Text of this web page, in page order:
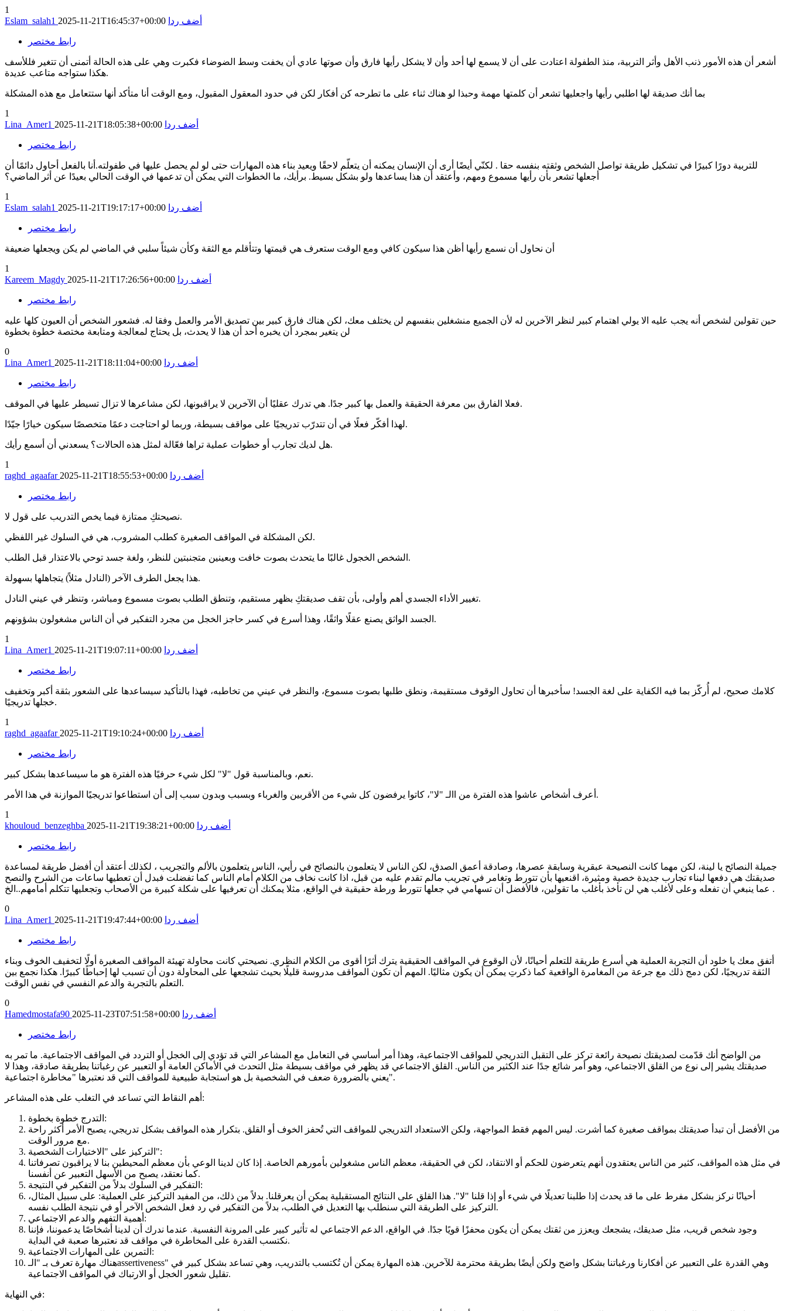
1
Eslam_salah1 2025-11-21T16:45:37+00:00 أضف ردا
رابط مختصر
أشعر أن هذه الأمور ذنب الأهل وأثر التربية، منذ الطفولة اعتادت على أن لا يسمع لها أحد وأن لا يشكل رأيها فارق وأن صوتها عادي أن يخفت وسط الضوضاء فكبرت وهي على هذه الحالة أتمنى أن تتغير فللأسف
هكذا ستواجه متاعب عديدة.
بما أنك صديقة لها اطلبي رأيها واجعليها تشعر أن كلمتها مهمة وحبذا لو هناك ثناء على ما تطرحه كن أفكار لكن في حدود المعقول المقبول، ومع الوقت أنا متأكد أنها ستتعامل مع هذه المشكلة
1
Lina_Amer1 2025-11-21T18:05:38+00:00 أضف ردا
رابط مختصر
للتربية دورًا كبيرًا في تشكيل طريقة تواصل الشخص وثقته بنفسه حقا . لكنّي أيضًا أرى أن الإنسان يمكنه أن يتعلّم لاحقًا ويعيد بناء هذه المهارات حتى لو لم يحصل عليها في طفولته.أنا بالفعل أحاول دائمًا أن
أجعلها تشعر بأن رأيها مسموع ومهم، وأعتقد أن هذا يساعدها ولو بشكل بسيط. برأيك، ما الخطوات التي يمكن أن تدعمها في الوقت الحالي بعيدًا عن أثر الماضي؟
1
Eslam_salah1 2025-11-21T19:17:17+00:00 أضف ردا
رابط مختصر
أن نحاول أن نسمع رأيها أظن هذا سيكون كافي ومع الوقت ستعرف هي قيمتها وتتأقلم مع الثقة وكأن شيئاً سلبي في الماضي لم يكن ويجعلها ضعيفة
1
Kareem_Magdy 2025-11-21T17:26:56+00:00 أضف ردا
رابط مختصر
حين تقولين لشخص أنه يجب عليه الا يولي اهتمام كبير لنظر الآخرين له لأن الجميع منشغلين بنفسهم لن يختلف معك، لكن هناك فارق كبير بين تصديق الأمر والعمل وفقا له. فشعور الشخص أن العيون كلها عليه
لن يتغير بمجرد أن يخبره أحد أن هذا لا يحدث، بل يحتاج لمعالجة ومتابعة مختصة خطوة بخطوة
0
Lina_Amer1 2025-11-21T18:11:04+00:00 أضف ردا
رابط مختصر
فعلا الفارق بين معرفة الحقيقة والعمل بها كبير جدًا. هي تدرك عقليًا أن الآخرين لا يراقبونها، لكن مشاعرها لا تزال تسيطر عليها في الموقف.
لهذا أفكّر فعلًا في أن تتدرّب تدريجيًا على مواقف بسيطة، وربما لو احتاجت دعمًا متخصصًا سيكون خيارًا جيّدًا.
هل لديك تجارب أو خطوات عملية تراها فعّالة لمثل هذه الحالات؟ يسعدني أن أسمع رأيك.
1
raghd_agaafar 2025-11-21T18:55:53+00:00 أضف ردا
رابط مختصر
نصيحتكِ ممتازة فيما يخص التدريب على قول لا.
لكن المشكلة في المواقف الصغيرة كطلب المشروب، هي في السلوك غير اللفظي.
الشخص الخجول غالبًا ما يتحدث بصوت خافت وبعينين متجنبتين للنظر، ولغة جسد توحي بالاعتذار قبل الطلب.
هذا يجعل الطرف الآخر (النادل مثلاً) يتجاهلها بسهولة.
تغيير الأداء الجسدي أهم وأولى، بأن تقف صديقتكِ بظهر مستقيم، وتنطق الطلب بصوت مسموع ومباشر، وتنظر في عيني النادل.
الجسد الواثق يصنع عقلًا واثقًا، وهذا أسرع في كسر حاجز الخجل من مجرد التفكير في أن الناس مشغولون بشؤونهم.
1
Lina_Amer1 2025-11-21T19:07:11+00:00 أضف ردا
رابط مختصر
كلامك صحيح، لم أُركّز بما فيه الكفاية على لغة الجسد! سأخبرها أن تحاول الوقوف مستقيمة، ونطق طلبها بصوت مسموع، والنظر في عيني من تخاطبه، فهذا بالتأكيد سيساعدها على الشعور بثقة أكبر وتخفيف
خجلها تدريجيًا.
1
raghd_agaafar 2025-11-21T19:10:24+00:00 أضف ردا
رابط مختصر
نعم، وبالمناسبة قول "لا" لكل شيء حرفيًا هذه الفترة هو ما سيساعدها بشكل كبير.
أعرف أشخاص عاشوا هذه الفترة من االـ "لا"، كاتوا يرفضون كل شيء من الأقربين والغرباء وبسبب وبدون سبب إلى أن استطاعوا تدريجيًا الموازنة في هذا الأمر.
1
khouloud_benzeghba 2025-11-21T19:38:21+00:00 أضف ردا
رابط مختصر
جميلة النصائح يا لينة، لكن مهما كانت النصيحة عبقرية وسابقة عصرها، وصادقة أعمق الصدق، لكن الناس لا يتعلمون بالنصائح في رأيي، الناس يتعلمون بالألم والتجريب ، لكذلك أعتقد أن أفضل طريقة لمساعدة
صديقتك هي دفعها لبناء تجارب جديدة خصبة ومثيرة، اقنعيها بأن تتورط وتغامر في تجريب مالم تقدم عليه من قبل، اذا كانت نخاف من الكلام أمام الناس كما تفضلت فبدل أن تعطيها ساعات من الشرح والنصح
عما ينبغي أن تفعله وعلى لأغلب هي لن تأخذ بأغلب ما تقولين، فالأفضل أن تسهامي في جعلها تتورط ورطة حقيقية في الواقع، مثلا يمكنك أن تعرفيها على شكلة كبيرة من الأصحاب وتجعليها تتكلم أمامهم..الخ .
0
Lina_Amer1 2025-11-21T19:47:44+00:00 أضف ردا
رابط مختصر
أتفق معك يا خلود أن التجربة العملية هي أسرع طريقة للتعلم أحيانًا، لأن الوقوع في المواقف الحقيقية يترك أثرًا أقوى من الكلام النظري. نصيحتي كانت محاولة تهيئة المواقف الصغيرة أولًا لتخفيف الخوف وبناء
الثقة تدريجيًا، لكن دمج ذلك مع جرعة من المغامرة الواقعية كما ذكرتِ يمكن أن يكون مثاليًا. المهم أن تكون المواقف مدروسة قليلًا بحيث تشجعها على المحاولة دون أن تسبب لها إحباطًا كبيرًا. هكذا نجمع بين
التعلم بالتجربة والدعم النفسي في نفس الوقت.
0
Hamedmostafa90 2025-11-23T07:51:58+00:00 أضف ردا
رابط مختصر
من الواضح أنك قدّمت لصديقتك نصيحة رائعة تركز على التقبل التدريجي للمواقف الاجتماعية، وهذا أمر أساسي في التعامل مع المشاعر التي قد تؤدي إلى الخجل أو التردد في المواقف الاجتماعية. ما تمر به
صديقتك يشير إلى نوع من القلق الاجتماعي، وهو أمر شائع جدًا عند الكثير من الناس. القلق الاجتماعي قد يظهر في مواقف بسيطة مثل التحدث في الأماكن العامة أو التعبير عن رغباتنا بطريقة صادقة، وهذا لا
يعني بالضرورة ضعف في الشخصية بل هو استجابة طبيعية للمواقف التي قد نعتبرها "مخاطرة اجتماعية".
أهم النقاط التي تساعد في التغلب على هذه المشاعر:
التدرج خطوة بخطوة:
من الأفضل أن تبدأ صديقتك بمواقف صغيرة كما أشرت. ليس المهم فقط المواجهة، ولكن الاستعداد التدريجي للمواقف التي تُحفز الخوف أو القلق. بتكرار هذه المواقف بشكل تدريجي، يصبح الأمر أكثر راحة
مع مرور الوقت.
التركيز على "الاختيارات الشخصية":
في مثل هذه المواقف، كثير من الناس يعتقدون أنهم يتعرضون للحكم أو الانتقاد، لكن في الحقيقة، معظم الناس مشغولين بأمورهم الخاصة. إذا كان لدينا الوعي بأن معظم المحيطين بنا لا يراقبون تصرفاتنا
كما نعتقد، يصبح من الأسهل التعبير عن أنفسنا.
التفكير في السلوك بدلاً من التفكير في النتيجة:
أحيانًا نركز بشكل مفرط على ما قد يحدث إذا طلبنا تعديلًا في شيء أو إذا قلنا "لا". هذا القلق على النتائج المستقبلية يمكن أن يعرقلنا. بدلاً من ذلك، من المفيد التركيز على العملية: على سبيل المثال،
التركيز على الطريقة التي سنطلب بها التعديل في الطلب، بدلاً من التفكير في رد فعل الشخص الآخر أو في نتيجة الطلب نفسه.
أهمية التفهم والدعم الاجتماعي:
وجود شخص قريب، مثل صديقك، يشجعك ويعزز من ثقتك يمكن أن يكون محفزًا قويًا جدًا. في الواقع، الدعم الاجتماعي له تأثير كبير على المرونة النفسية. عندما ندرك أن لدينا أشخاصًا يدعموننا، فإننا
نكتسب القدرة على المخاطرة في مواقف قد نعتبرها صعبة في البداية.
التمرين على المهارات الاجتماعية:
هناك مهارة تعرف بـ "الـassertiveness" وهي القدرة على التعبير عن أفكارنا ورغباتنا بشكل واضح ولكن أيضًا بطريقة محترمة للآخرين. هذه المهارة يمكن أن تُكتسب بالتدريب، وهي تساعد بشكل كبير في
تقليل شعور الخجل أو الارتباك في المواقف الاجتماعية.
في النهاية: